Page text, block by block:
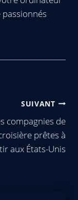
SUIVANT
compagnies de
prêtes à
aux États-Unis